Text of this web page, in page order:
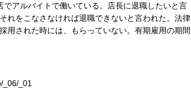
アルバイトで働いている。店長に退職したいと言
れをこなさなければ退職できないと言われた。法律
用された時には、もらっていない。有期雇用の期間
_06/_01